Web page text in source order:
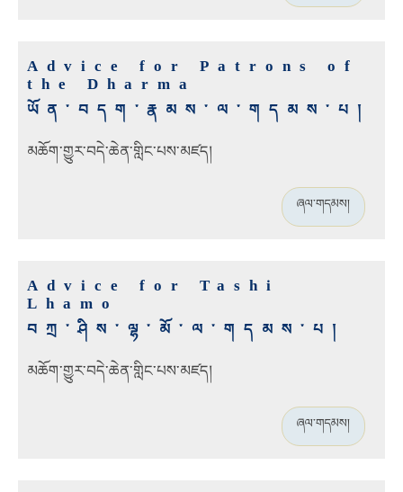
Advice for Patrons of
the Dharma
ཡོན་བདག་རྣམས་ལ་གདམས་པ།
མཆོག་གྱུར་བདེ་ཆེན་གླིང་པས་མཛད།
ཞལ་གདམས།
Advice for Tashi
Lhamo
བཀྲ་ཤིས་ལྷ་མོ་ལ་གདམས་པ།
མཆོག་གྱུར་བདེ་ཆེན་གླིང་པས་མཛད།
ཞལ་གདམས།